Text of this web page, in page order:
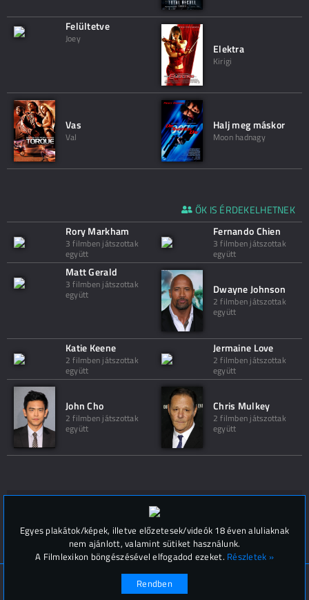
Felültetve
Joey
Elektra
Kirigi
Vas
Val
Halj meg máskor
Moon hadnagy
ŐK IS ÉRDEKELHETNEK
Rory Markham
3 filmben játszottak
együtt
Fernando Chien
3 filmben játszottak
együtt
Matt Gerald
3 filmben játszottak
együtt Dwayne Johnson
2 filmben játszottak
együtt
Katie Keene
2 filmben játszottak
együtt
Jermaine Love
2 filmben játszottak
együtt
John Cho
2 filmben játszottak
együtt
Chris Mulkey
2 filmben játszottak
együtt
Hozzászólások (
© Filmlexikon 2019-2026
Kapcsolat, impresszum
Értesítési beállítások
Egyes plakátok/képek, illetve előzetesek/videók 18 éven aluliaknak
nem ajánlott, valamint sütiket használunk.
A Filmlexikon böngészésével elfogadod ezeket. Részletek »
Rendben